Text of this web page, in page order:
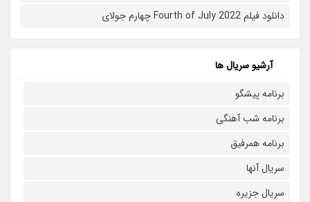
دانلود فیلم Fourth of July 2022 چهارم جولای
آرشیو سریال ها
برنامه پیشگو
برنامه شب آهنگی
برنامه همرفیق
سریال آنها
سریال جزیره